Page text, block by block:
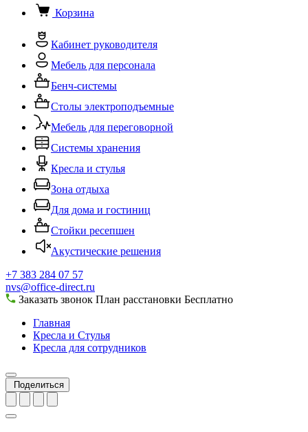
Корзина
Кабинет руководителя
Мебель для персонала
Бенч-системы
Столы электроподъемные
Мебель для переговорной
Системы хранения
Кресла и стулья
Зона отдыха
Для дома и гостиниц
Стойки ресепшен
Акустические решения
+7 383 284 07 57
nvs@office-direct.ru
Заказать звонок План расстановки Бесплатно
Главная
Кресла и Стулья
Кресла для сотрудников
Поделиться